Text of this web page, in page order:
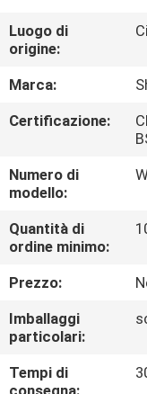
SU
DI
NOI
VISITA
ALLA
FABBRICA
CONTROLLO
DELLA
QUALITÀ
Luogo di
origine:
Marca:
Certificazione:
Numero di
modello:
Quantità di
ordine minimo:
Prezzo:
Imballaggi
particolari:
Tempi di